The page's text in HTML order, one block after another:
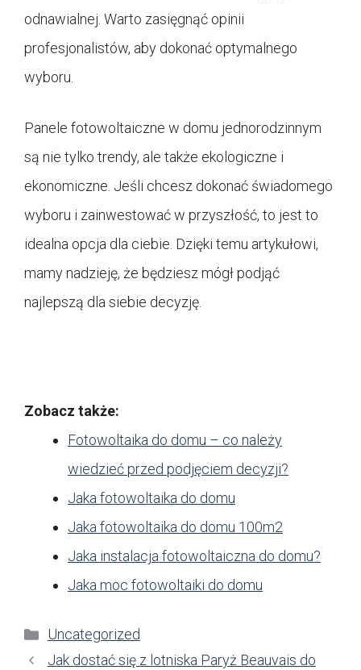
odnawialnej. Warto zasięgnąć opinii
profesjonalistów, aby dokonać optymalnego
wyboru.
Panele fotowoltaiczne w domu jednorodzinnym
są nie tylko trendy, ale także ekologiczne i
ekonomiczne. Jeśli chcesz dokonać świadomego
wyboru i zainwestować w przyszłość, to jest to
idealna opcja dla ciebie. Dzięki temu artykułowi,
mamy nadzieję, że będziesz mógł podjąć
najlepszą dla siebie decyzję.
Zobacz także:
Fotowoltaika do domu – co należy
wiedzieć przed podjęciem decyzji?
Jaka fotowoltaika do domu
Jaka fotowoltaika do domu 100m2
Jaka instalacja fotowoltaiczna do domu?
Jaka moc fotowoltaiki do domu
Kategorie
Uncategorized
Jak dostać się z lotniska Paryż Beauvais do